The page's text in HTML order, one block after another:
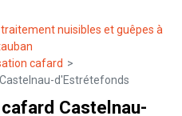
nuisibles et guêpes à
cafard
d'Estrétefonds
Castelnau-